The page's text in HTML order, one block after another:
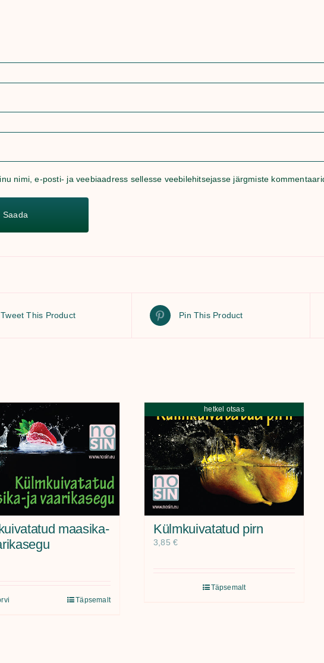
nimi, e-posti- ja veebiaadress sellesse veebilehitsejasse järgmiste
Tweet This Product Pin This Product
maasika-
Täpsemalt
hetkel otsas
Külmkuivatatud pirn
3,85€
Täpsemalt